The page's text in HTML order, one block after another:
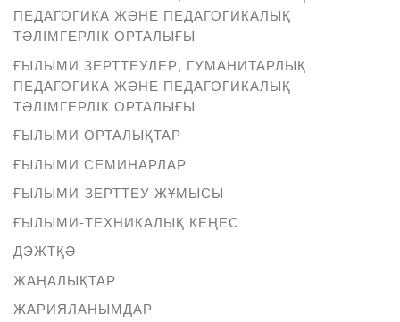
ПЕДАГОГИКА ЖӘНЕ ПЕДАГОГИКАЛЫҚ
ТӘЛІМГЕРЛІК ОРТАЛЫҒЫ
ҒЫЛЫМИ ЗЕРТТЕУЛЕР, ГУМАНИТАРЛЫҚ
ПЕДАГОГИКА ЖӘНЕ ПЕДАГОГИКАЛЫҚ
ТӘЛІМГЕРЛІК ОРТАЛЫҒЫ
ҒЫЛЫМИ ОРТАЛЫҚТАР
ҒЫЛЫМИ СЕМИНАРЛАР
ҒЫЛЫМИ-ЗЕРТТЕУ ЖҰМЫСЫ
ҒЫЛЫМИ-ТЕХНИКАЛЫҚ КЕҢЕС
ДЭЖТҚӘ
ЖАҢАЛЫҚТАР
ЖАРИЯЛАНЫМДАР